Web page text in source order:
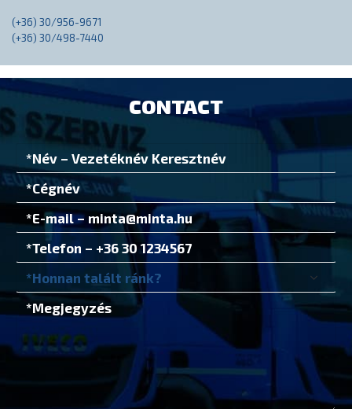
(+36) 30/956-9671
(+36) 30/498-7440
CONTACT